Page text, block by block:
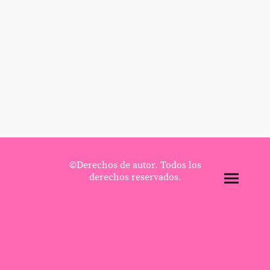
©Derechos de autor. Todos los
derechos reservados.